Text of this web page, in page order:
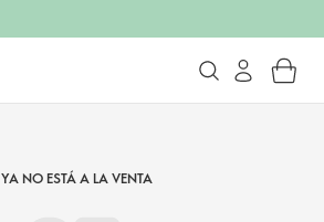
YA NO ESTÁ A LA VENTA